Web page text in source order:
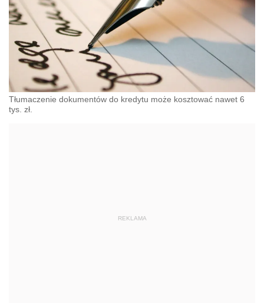
Tłumaczenie dokumentów do kredytu może kosztować nawet 6
tys. zł.